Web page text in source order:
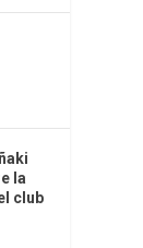
la
club